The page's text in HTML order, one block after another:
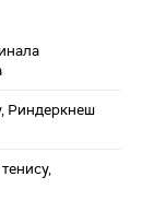
Риндеркнеш